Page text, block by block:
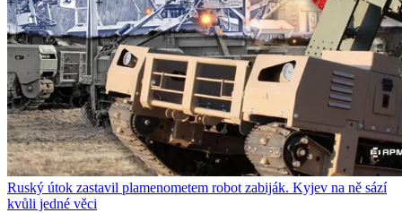
Ruský útok zastavil plamenometem robot zabiják. Kyjev na ně sází
kvůli jedné věci